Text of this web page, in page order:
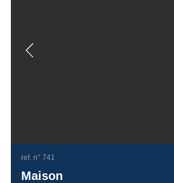
ref. n° 741
Maison